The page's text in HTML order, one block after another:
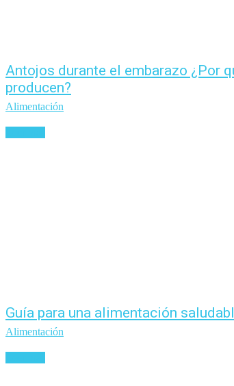
Antojos durante el embarazo ¿Por
producen?
Alimentación
Guía para una alimentación
Alimentación